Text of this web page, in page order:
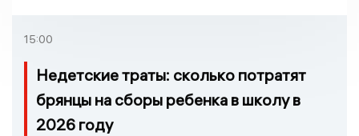
15:00
Недетские траты: сколько потратят
брянцы на сборы ребенка в школу в
2026 году